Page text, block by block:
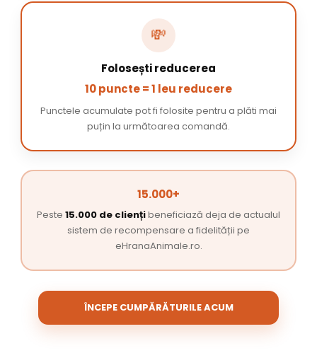
💸
Folosești reducerea
10 puncte = 1 leu reducere
Punctele acumulate pot fi folosite pentru a plăti mai
puțin la următoarea comandă.
15.000+
Peste 15.000 de cliențibeneficiază deja de actualul
sistem de recompensare a fidelității pe
eHranaAnimale.ro.
ÎNCEPE CUMPĂRĂTURILE ACUM